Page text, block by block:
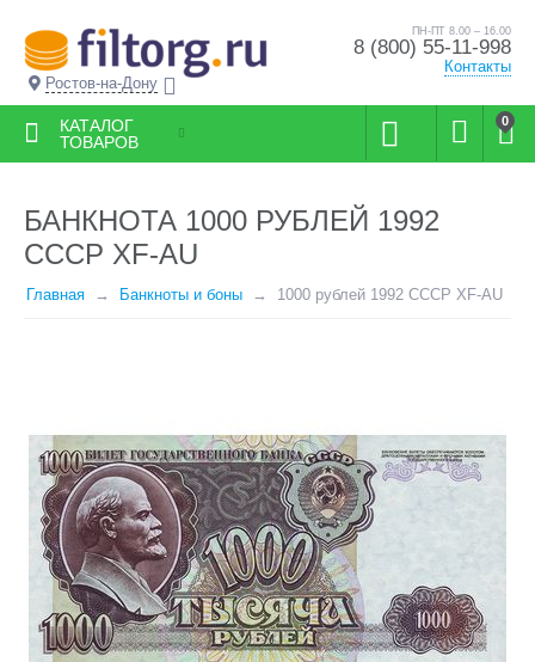
Ростов-на-Дону
ПН-ПТ 8.00 – 16.00
8 (800) 55-11-998
Контакты
0
КАТАЛОГ
ТОВАРОВ
БАНКНОТА 1000 РУБЛЕЙ 1992
СССР XF-AU
Главная Банкноты и боны 1000 рублей 1992 СССР XF-AU